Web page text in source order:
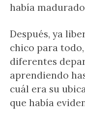
había madurado
Después, ya
chico para
diferentes
aprendiendo
cuál era su
que había